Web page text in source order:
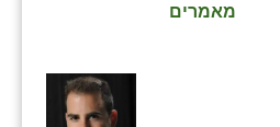
מאמרים